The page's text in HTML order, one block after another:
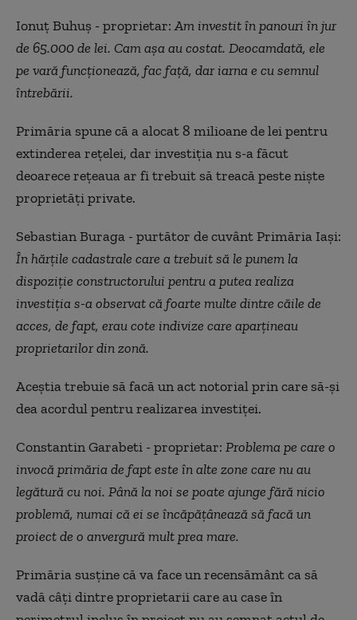
Ionuț Buhuș - proprietar:Am investit în panouri în jur
de 65.000 de lei. Cam așa au costat. Deocamdată, ele
pe vară funcționează, fac față, dar iarna e cu semnul
întrebării.
Primăria spune că a alocat 8 milioane de lei pentru
extinderea rețelei, dar investiția nu s-a făcut
deoarece rețeaua ar fi trebuit să treacă peste niște
proprietăți private.
Sebastian Buraga - purtător de cuvânt Primăria Iași:
În hărțile cadastrale care a trebuit să le punem la
dispoziție constructorului pentru a putea realiza
investiția s-a observat că foarte multe dintre căile de
acces, de fapt, erau cote indivize care aparțineau
proprietarilor din zonă.
Aceștia trebuie să facă un act notorial prin care să-și
dea acordul pentru realizarea investiței.
Constantin Garabeti - proprietar: Problema pe care o
invocă primăria de fapt este în alte zone care nu au
legătură cu noi. Până la noi se poate ajunge fără nicio
problemă, numai că ei se încăpățânează să facă un
proiect de o anvergură mult prea mare.
Primăria susține că va face un recensământ ca să
vadă câți dintre proprietarii care au case în